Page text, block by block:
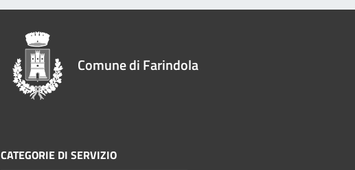
Comune di Farindola
CATEGORIE DI SERVIZIO